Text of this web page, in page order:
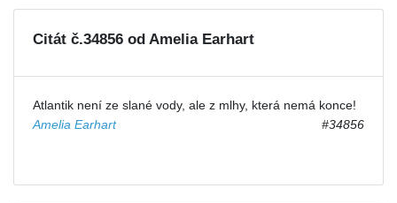
Citát č.34856 od Amelia Earhart
Atlantik není ze slané vody, ale z mlhy, která nemá konce!
Amelia Earhart
#34856